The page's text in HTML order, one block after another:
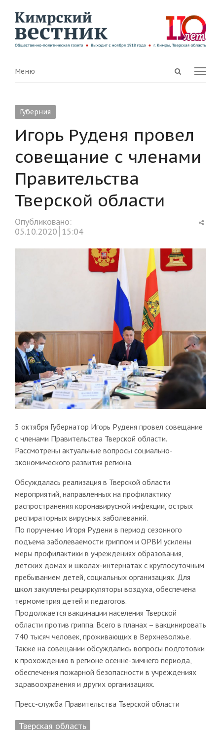
Open
Menu
Меню
Губерния
Игорь Руденя провел
совещание с членами
Правительства
Тверской области
Опубликовано:
05.10.2020 15:04
5 октября Губернатор Игорь Руденя провел совещание
с членами Правительства Тверской области.
Рассмотрены актуальные вопросы социально-
экономического развития региона.
Обсуждалась реализация в Тверской области
мероприятий, направленных на профилактику
распространения коронавирусной инфекции, острых
респираторных вирусных заболеваний.
По поручению Игоря Рудени в период сезонного
подъема заболеваемости гриппом и ОРВИ усилены
меры профилактики в учреждениях образования,
детских домах и школах-интернатах с круглосуточным
пребыванием детей, социальных организациях. Для
школ закуплены рециркуляторы воздуха, обеспечена
термометрия детей и педагогов.
Продолжается вакцинации населения Тверской
области против гриппа. Всего в планах – вакцинировать
740 тысяч человек, проживающих в Верхневолжье.
Также на совещании обсуждались вопросы подготовки
к прохождению в регионе осенне-зимнего периода,
обеспечения пожарной безопасности в учреждениях
здравоохранения и других организациях.
Пресс-служба Правительства Тверской области
Тверская область